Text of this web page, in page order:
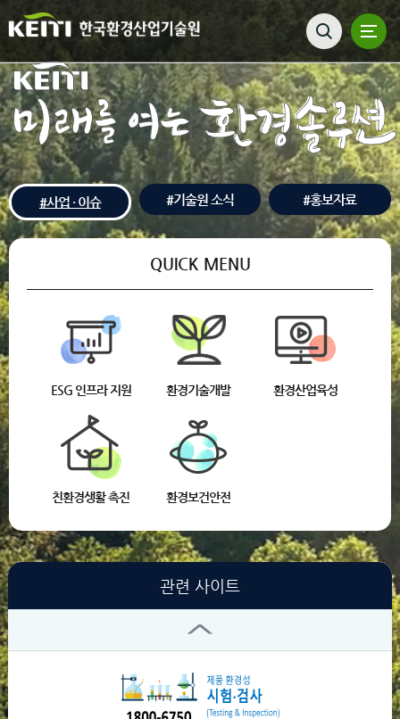
#사업 · 이슈 #기술원 소식 #홍보자료
QUICK MENU
ESG 인프라 지원 환경기술개발 환경산업육성
친환경생활 촉진 환경보건안전
관련 사이트